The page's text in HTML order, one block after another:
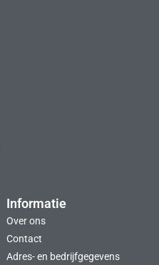
Informatie
Over ons
Contact
Adres- en bedrijfgegevens